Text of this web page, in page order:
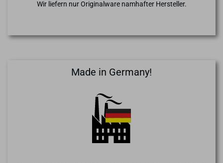
Wir liefern nur Originalware namhafter Hersteller.
Made in Germany!